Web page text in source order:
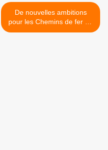
De nouvelles ambitions
pour les Chemins de fer de
Provence Nice – Digne,